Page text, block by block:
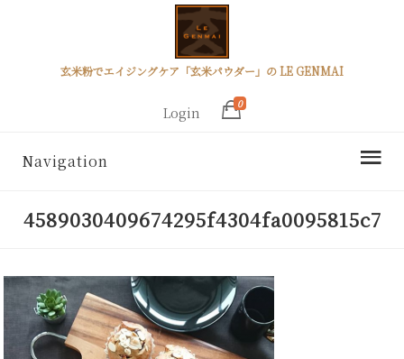
玄米粉でエイジングケア「玄米パウダー」の LE GENMAI
Login
0
Navigation
4589030409674295f4304fa0095815c7